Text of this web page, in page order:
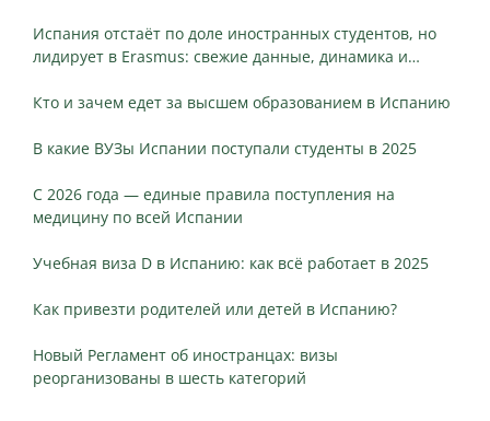
Испания отстаёт по доле иностранных студентов, но
лидирует в Erasmus: свежие данные, динамика и
Кто и зачем едет за высшем образованием в Испанию
В какие ВУЗы Испании поступали студенты в 2025
С 2026 года — единые правила поступления на
медицину по всей Испании
Учебная виза D в Испанию: как всё работает в 2025
Как привезти родителей или детей в Испанию?
Новый Регламент об иностранцах: визы
реорганизованы в шесть категорий